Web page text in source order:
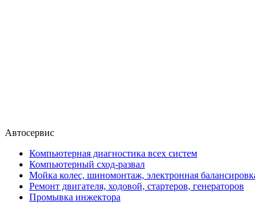
Автосервис
Компьютерная диагностика всех систем
Компьютерный сход-развал
Мойка колес, шиномонтаж, электронная
Ремонт двигателя, ходовой, стартеров, генераторов
Промывка инжектора